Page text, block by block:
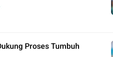
Proses Tumbuh